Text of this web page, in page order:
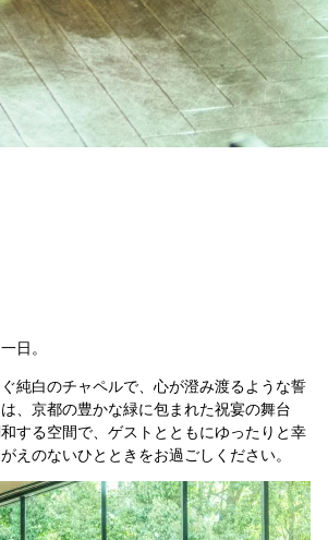
日。
純白のチャペルで、心が澄み渡るような誓
、 京都の豊かな緑に包まれた祝宴の舞台
する空間で、ゲストとともにゆったりと幸
えのないひとときをお過ごしください。